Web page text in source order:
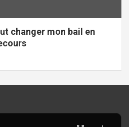
changer mon bail en